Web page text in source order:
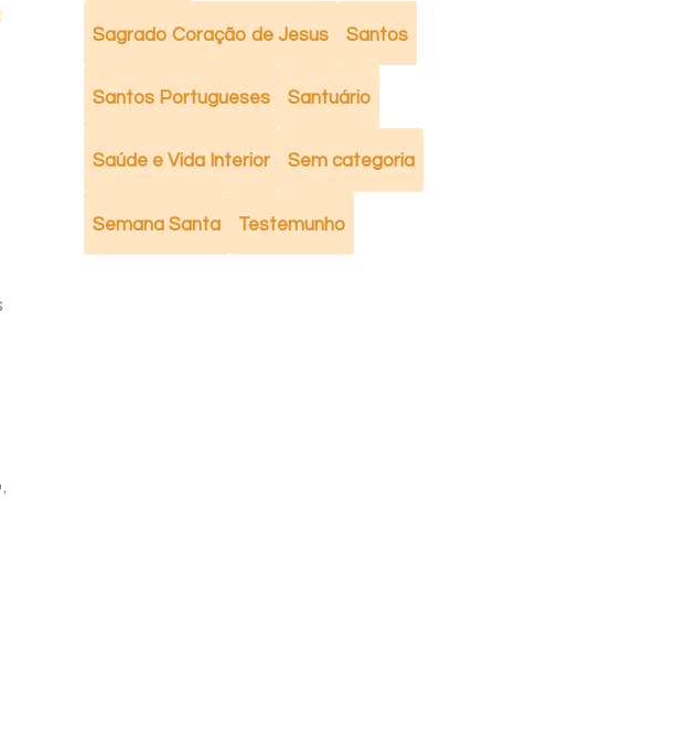
Sagrado Coração de Jesus Santos
Santos Portugueses Santuário
Saúde e Vida Interior Sem categoria
Semana Santa Testemunho